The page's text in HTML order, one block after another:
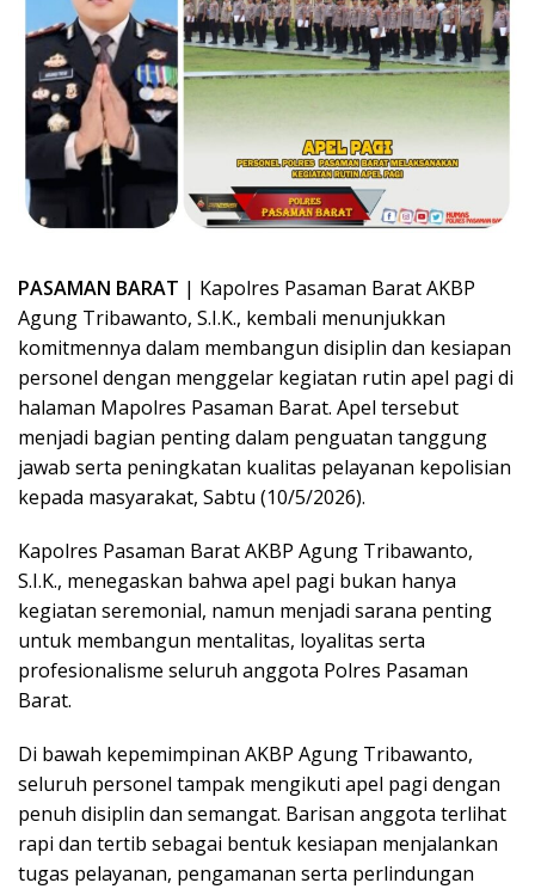
PASAMAN BARAT | Kapolres Pasaman Barat AKBP
Agung Tribawanto, S.I.K., kembali menunjukkan
komitmennya dalam membangun disiplin dan kesiapan
personel dengan menggelar kegiatan rutin apel pagi di
halaman Mapolres Pasaman Barat. Apel tersebut
menjadi bagian penting dalam penguatan tanggung
jawab serta peningkatan kualitas pelayanan kepolisian
kepada masyarakat, Sabtu (10/5/2026).
Kapolres Pasaman Barat AKBP Agung Tribawanto,
S.I.K., menegaskan bahwa apel pagi bukan hanya
kegiatan seremonial, namun menjadi sarana penting
untuk membangun mentalitas, loyalitas serta
profesionalisme seluruh anggota Polres Pasaman
Barat.
Di bawah kepemimpinan AKBP Agung Tribawanto,
seluruh personel tampak mengikuti apel pagi dengan
penuh disiplin dan semangat. Barisan anggota terlihat
rapi dan tertib sebagai bentuk kesiapan menjalankan
tugas pelayanan, pengamanan serta perlindungan